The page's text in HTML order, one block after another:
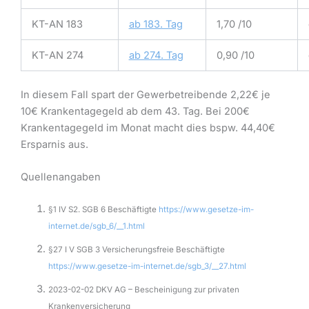
KT-AN 183 ab 183. Tag 1,70 /10
KT-AN 274 ab 274. Tag 0,90 /10
In diesem Fall spart der Gewerbetreibende 2,22€ je
10€ Krankentagegeld ab dem 43. Tag. Bei 200€
Krankentagegeld im Monat macht dies bspw. 44,40€
Ersparnis aus.
Quellenangaben
§1 IV S2. SGB 6 Beschäftigte https://www.gesetze-im-
internet.de/sgb_6/__1.html
§27 I V SGB 3 Versicherungsfreie Beschäftigte
https://www.gesetze-im-internet.de/sgb_3/__27.html
2023-02-02 DKV AG – Bescheinigung zur privaten
Krankenversicherung